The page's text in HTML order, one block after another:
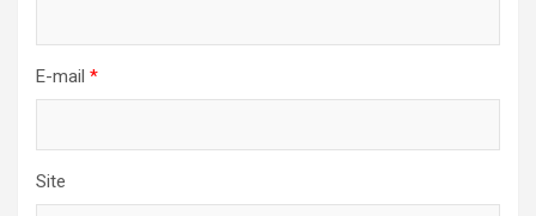
E-mail *
Site